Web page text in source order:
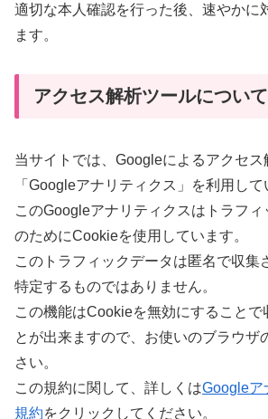
適切な本人確認を行った後、速やかに
ます。
アクセス解析ツールについて
当サイトでは、Googleによるアクセス
「Googleアナリティクス」を利用して
このGoogleアナリティクスはトラフ
のためにCookieを使用しています。
このトラフィックデータは匿名で収集
特定するものではありません。
この機能はCookieを無効にすることで
とが出来ますので、お使いのブラウザ
さい。
この規約に関して、詳しくはGoogleア
規約をクリックしてください。